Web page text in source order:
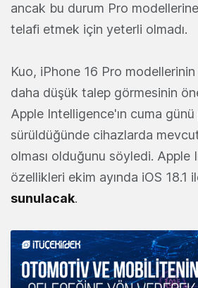
ancak bu durum Pro
telafi etmek için yeterli olmadı.
Kuo, iPhone 16 Pro
daha düşük talep görmesinin
Apple Intelligence'ın cuma
sürüldüğünde cihazlarda
olması olduğunu söyledi. Apple
özellikleri ekim ayında iOS 18.1
sunulacak.